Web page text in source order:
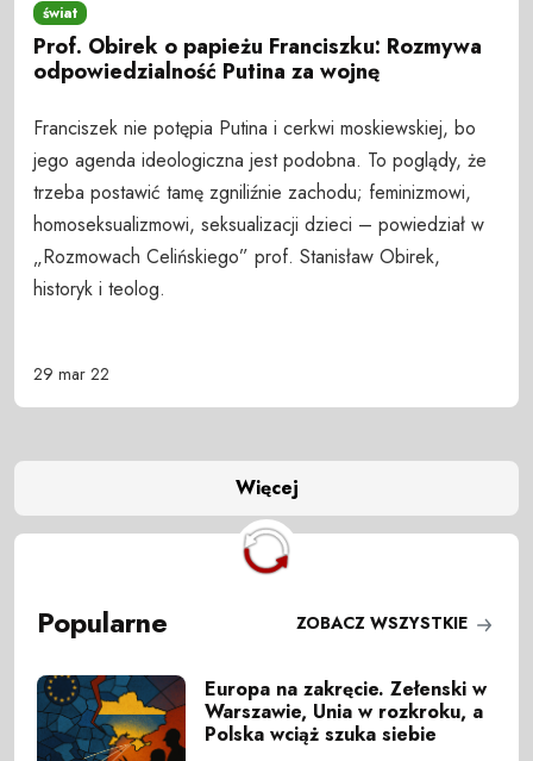
świat
Prof. Obirek o papieżu Franciszku: Rozmywa
odpowiedzialność Putina za wojnę
Franciszek nie potępia Putina i cerkwi moskiewskiej, bo
jego agenda ideologiczna jest podobna. To poglądy, że
trzeba postawić tamę zgniliźnie zachodu; feminizmowi,
homoseksualizmowi, seksualizacji dzieci – powiedział w
„Rozmowach Celińskiego” prof. Stanisław Obirek,
historyk i teolog.
29 mar 22
Więcej
Popularne ZOBACZ WSZYSTKIE
Europa na zakręcie. Zełenski w
Warszawie, Unia w rozkroku, a
Polska wciąż szuka siebie